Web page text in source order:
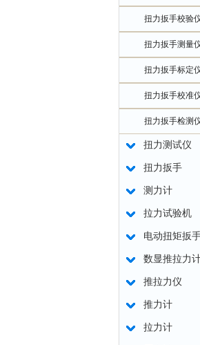
扭力扳手校验
扭力扳手测量
扭力扳手标定
扭力扳手校准
扭力扳手检测
扭力测试仪
扭力扳手
测力计
拉力试验机
电动扭矩扳
数显推拉力
推拉力仪
推力计
拉力计